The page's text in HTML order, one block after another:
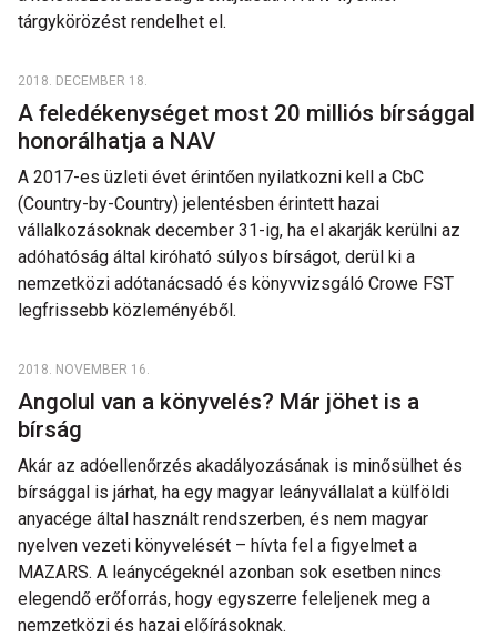
tárgykörözést rendelhet el.
2018. DECEMBER 18.
A feledékenységet most 20 milliós bírsággal
honorálhatja a NAV
A 2017-es üzleti évet érintően nyilatkozni kell a CbC
(Country-by-Country) jelentésben érintett hazai
vállalkozásoknak december 31-ig, ha el akarják kerülni az
adóhatóság által kiróható súlyos bírságot, derül ki a
nemzetközi adótanácsadó és könyvvizsgáló Crowe FST
legfrissebb közleményéből.
2018. NOVEMBER 16.
Angolul van a könyvelés? Már jöhet is a
bírság
Akár az adóellenőrzés akadályozásának is minősülhet és
bírsággal is járhat, ha egy magyar leányvállalat a külföldi
anyacége által használt rendszerben, és nem magyar
nyelven vezeti könyvelését – hívta fel a figyelmet a
MAZARS. A leánycégeknél azonban sok esetben nincs
elegendő erőforrás, hogy egyszerre feleljenek meg a
nemzetközi és hazai előírásoknak.